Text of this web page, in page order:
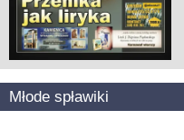
Młode spławiki